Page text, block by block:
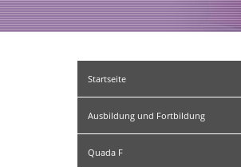
Startseite
Ausbildung und Fortbildung
Quada F